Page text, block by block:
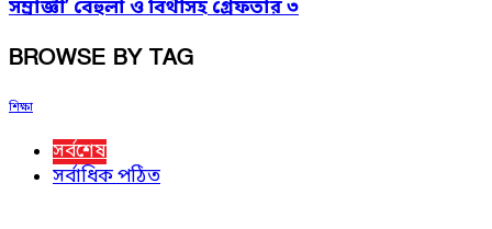
সম্রাজ্ঞী’ বেহুলা ও বিথীসহ গ্রেফতার ৩
BROWSE BY TAG
শিক্ষা
সর্বশেষ
সর্বাধিক পঠিত